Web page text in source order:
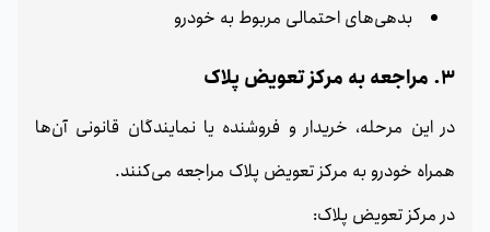
بدهی‌های احتمالی مربوط به خودرو
3. مراجعه به مرکز تعویض پلاک
در این مرحله، خریدار و فروشنده یا نمایندگان قانونی آن‌ها
همراه خودرو به مرکز تعویض پلاک مراجعه می‌کنند.
در مرکز تعویض پلاک: